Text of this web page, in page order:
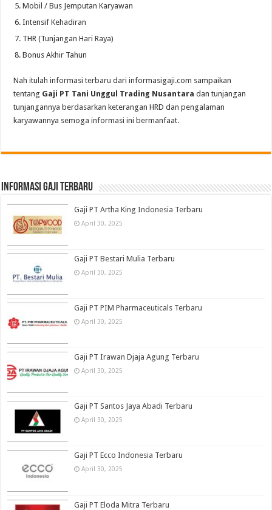
Mobil / Bus Jemputan Karyawan
Intensif Kehadiran
THR (Tunjangan Hari Raya)
Bonus Akhir Tahun
Nah itulah informasi terbaru dari informasigaji.com sampaikan
tentang Gaji PT Tani Unggul Trading Nusantaradan tunjangan
tunjangannya berdasarkan keterangan HRD dan pengalaman
karyawannya semoga informasi ini bermanfaat.
informasi gaji terbaru
Gaji PT Artha King Indonesia Terbaru
April 30, 2025
Gaji PT Bestari Mulia Terbaru
April 30, 2025
Gaji PT PIM Pharmaceuticals Terbaru
April 30, 2025
Gaji PT Irawan Djaja Agung Terbaru
April 30, 2025
Gaji PT Santos Jaya Abadi Terbaru
April 30, 2025
Gaji PT Ecco Indonesia Terbaru
April 30, 2025
Gaji PT Eloda Mitra Terbaru